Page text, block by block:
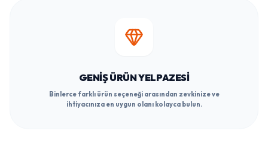
GENIŞ ÜRÜN YELPAZESI
Binlerce farklı ürün seçeneği arasından zevkinize ve
ihtiyacınıza en uygun olanı kolayca bulun.